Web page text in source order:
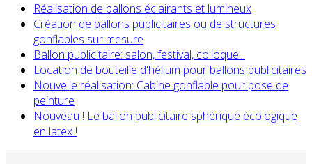
Réalisation de ballons éclairants et lumineux
Création de ballons publicitaires ou de structures
gonflables sur mesure
Ballon publicitaire: salon, festival, colloque...
Location de bouteille d'hélium pour ballons publicitaires
Nouvelle réalisation: Cabine gonflable pour pose de
peinture
Nouveau ! Le ballon publicitaire sphérique écologique
en latex !